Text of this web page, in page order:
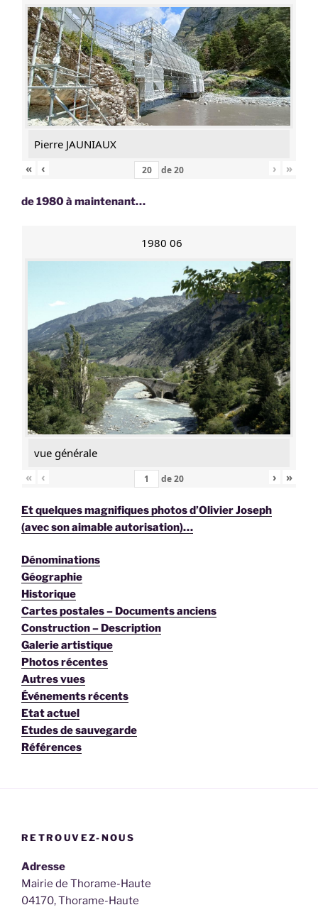
Pierre JAUNIAUX
«
‹ de20 › »
de 1980 à maintenant…
1980 06
vue générale
«
‹ de20 › »
Et quelques magnifiques photos d’Olivier Joseph
(avec son aimable autorisation)…
Dénominations
Géographie
Historique
Cartes postales – Documents anciens
Construction – Description
Galerie artistique
Photos récentes
Autres vues
Événements récents
Etat actuel
Etudes de sauvegarde
Références
RETROUVEZ-NOUS
Adresse
Mairie de Thorame-Haute
04170, Thorame-Haute